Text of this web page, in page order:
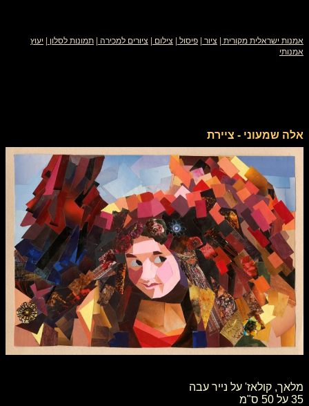
אמנות ישראלית מקורית ציור פיסול צילום ציורים למכירה תמונות לסלון
יעוץ
אמנותי
אלה שמעוני - ציירת
מלאך, קולאז' על נייר עבה
35 על 50 ס"מ